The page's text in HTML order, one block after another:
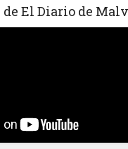
de El Diario de